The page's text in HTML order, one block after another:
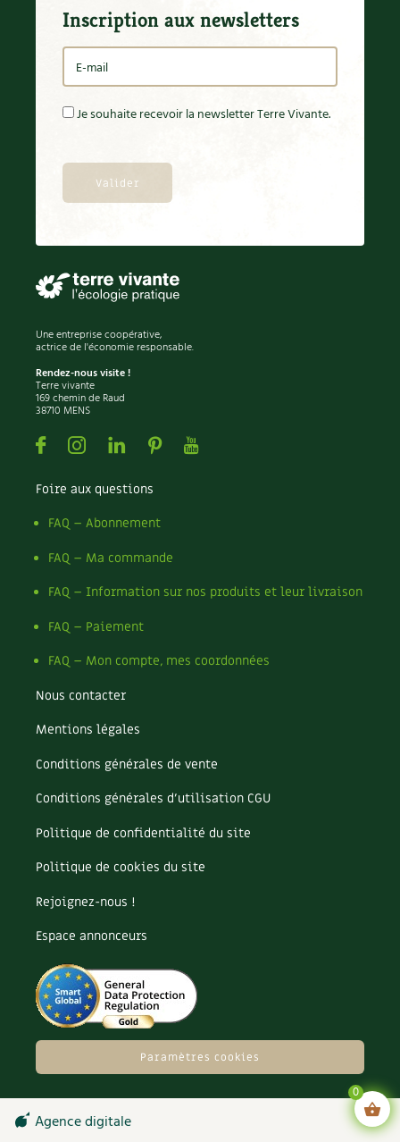
Inscription aux newsletters
Je souhaite recevoir la newsletter Terre Vivante.
Une entreprise coopérative,
actrice de l'économie responsable.
Rendez-nous visite !
Terre vivante
169 chemin de Raud
38710 MENS
FacebookInstagramLinkedin
PinterestYoutube
Foire aux questions
FAQ – Abonnement
FAQ – Ma commande
FAQ – Information sur nos produits et leur livraison
FAQ – Paiement
FAQ – Mon compte, mes coordonnées
Nous contacter
Mentions légales
Conditions générales de vente
Conditions générales d’utilisation CGU
Politique de confidentialité du site
Politique de cookies du site
Rejoignez-nous !
Espace annonceurs
Paramètres cookies
Agence digitale
0